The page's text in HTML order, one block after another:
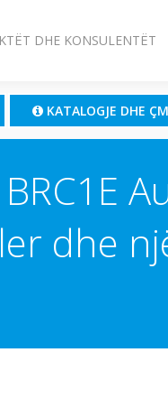
DHE KONSULENTËT
KATALOGJE DHE
dhe